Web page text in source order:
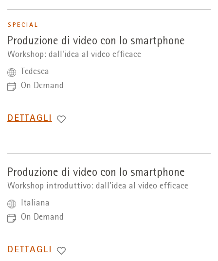
SPECIAL
Produzione di video con lo smartphone
Workshop: dall'idea al video efficace
Tedesca
On Demand
PASSA
DETTAGLI
Produzione di video con lo smartphone
Workshop introduttivo: dall'idea al video efficace
Italiana
On Demand
PASSA
DETTAGLI